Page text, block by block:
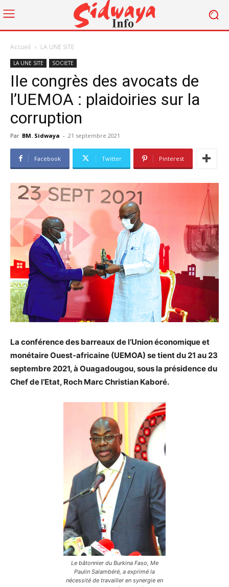
Accueil LA UNE SITE
LA UNE SITE SOCIETE
IIe congrès des avocats de
l’UEMOA : plaidoiries sur la
corruption
Par BM. Sidwaya - 21 septembre 2021
Facebook Twitter Pinterest
La conférence des barreaux de l’Union économique et
monétaire Ouest-africaine (UEMOA) se tient du 21 au 23
septembre 2021, à Ouagadougou, sous la présidence du
Chef de l’Etat, Roch Marc Christian Kaboré.
Le bâtonnier du Burkina Faso, Me
Paulin Salambéré, a exprimé la
nécessité de travailler en synergie en